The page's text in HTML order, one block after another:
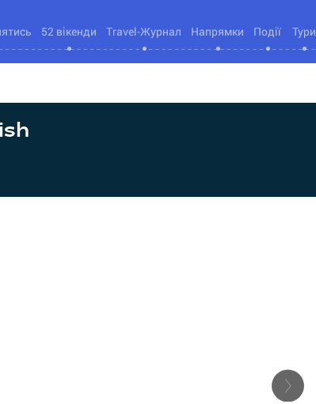
52 вікенди Travel-Журнал Напрямки Події Тури